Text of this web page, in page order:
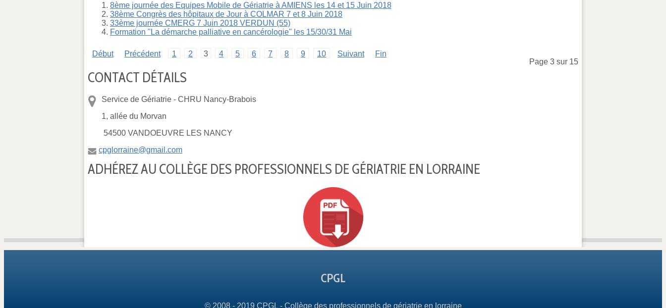
8ème journée des Equipes Mobile de Gériatrie à AMIENS les 14 et 15 Juin 2018
38ème Congrès des hôpitaux de Jour à COLMAR 7 et 8 Juin 2018
33ème journée CMERG 7 Juin 2018 VERDUN (55)
Formation "La démarche palliative en cancérologie" les 15/30/31 Mai
Page 3 sur 15
Début Précédent 1 2 3 4 5 6 7 8 9 10 Suivant Fin
CONTACT DÉTAILS
Service de Gériatrie - CHRU Nancy-Brabois
1, allée du Morvan
54500 VANDOEUVRE LES NANCY
cpglorraine@gmail.com
ADHÉREZ AU COLLÈGE DES PROFESSIONNELS DE GÉRIATRIE EN LORRAINE
CPGL
© 2008 - 2019 CPGL - Collège des professionnels de gériatrie en lorraine